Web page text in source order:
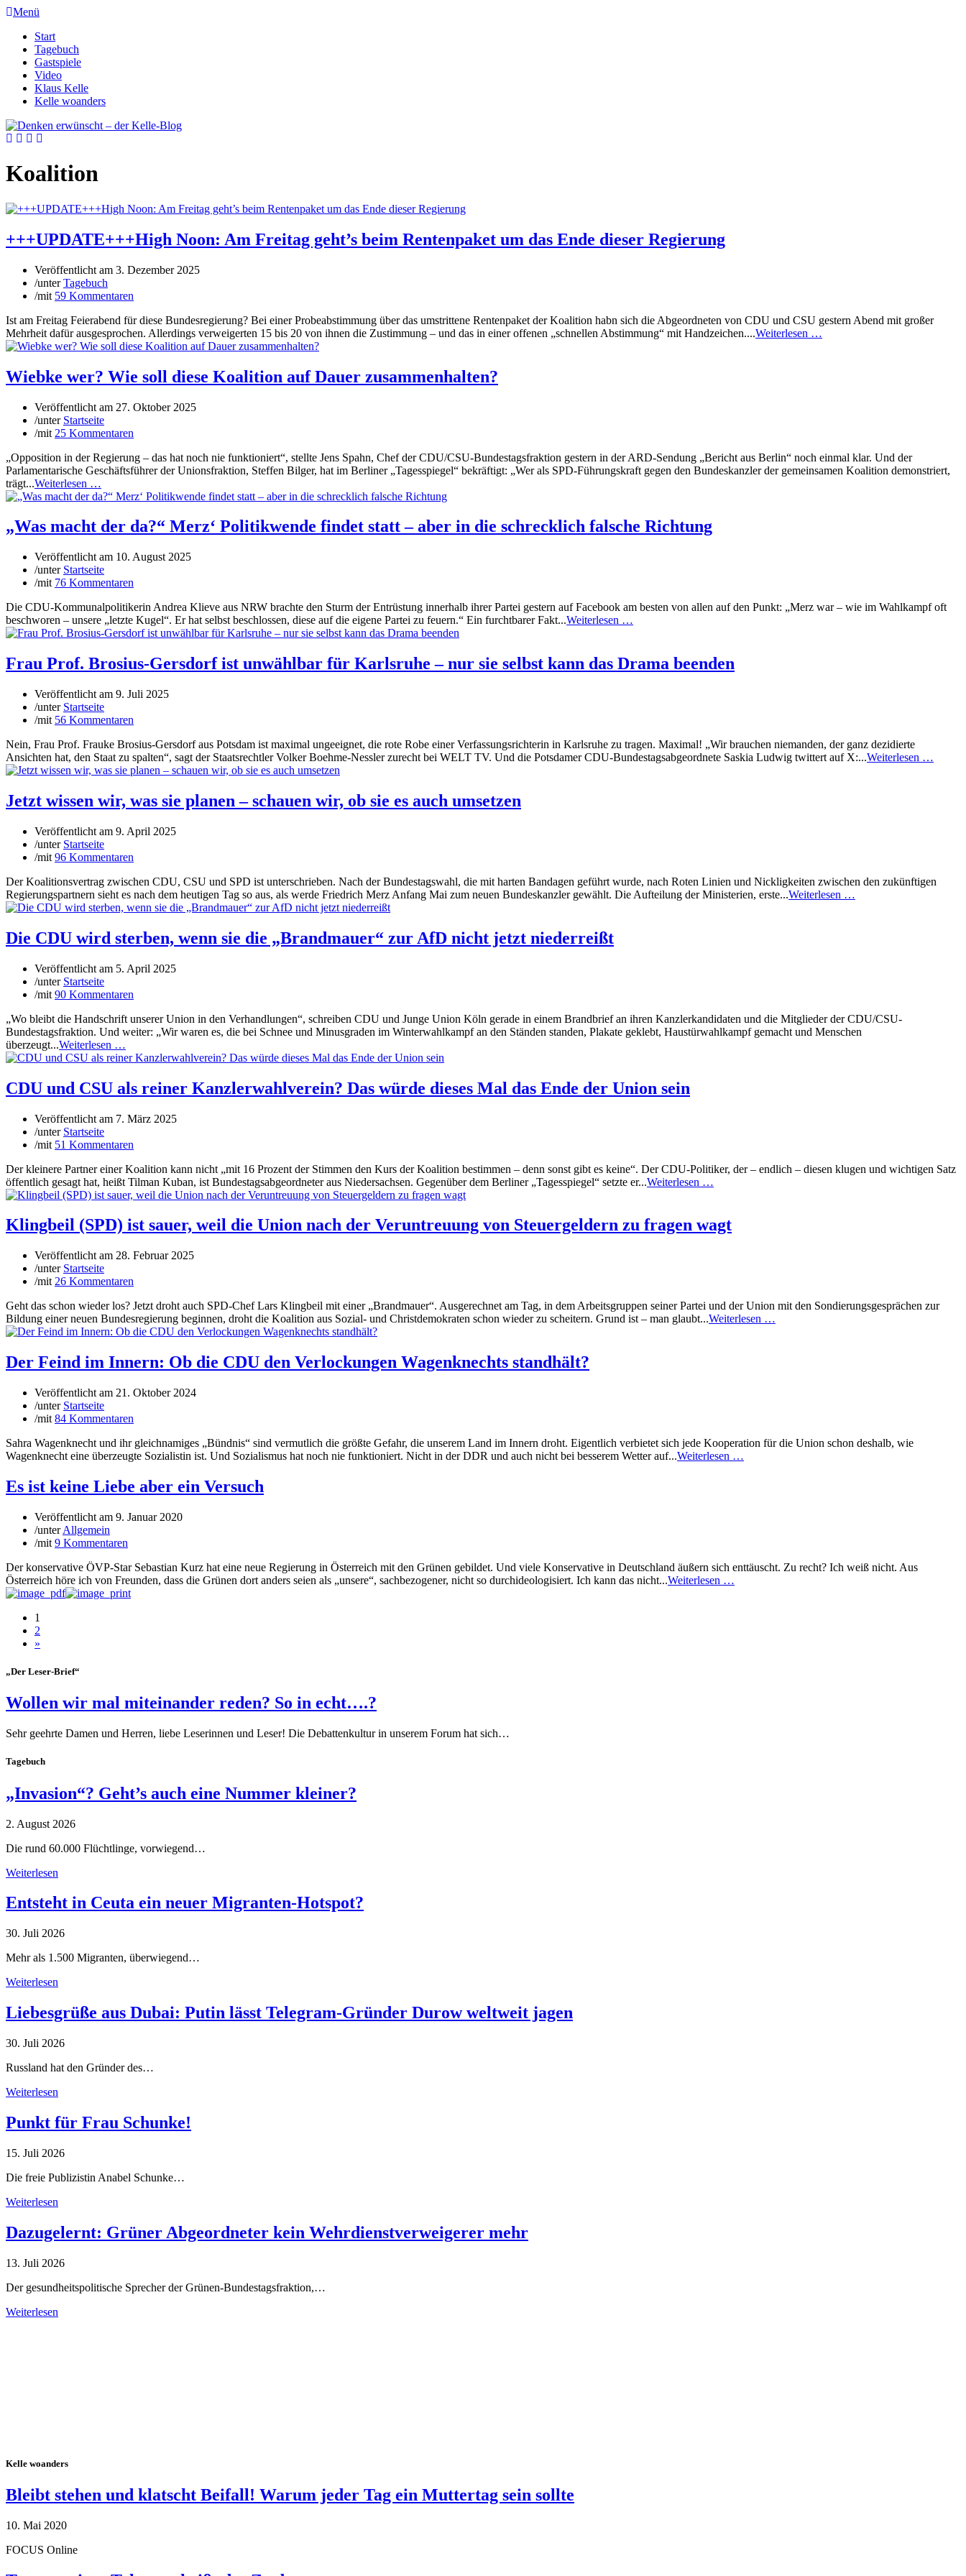
Menü
Start
Tagebuch
Gastspiele
Video
Klaus Kelle
Kelle woanders
Koalition
+++UPDATE+++High Noon: Am Freitag geht’s beim Rentenpaket um das Ende dieser Regierung
Veröffentlicht am 3. Dezember 2025
/unterTagebuch
/mit 59 Kommentaren
Ist am Freitag Feierabend für diese Bundesregierung? Bei einer Probeabstimmung über das umstrittene Rentenpaket der Koalition habn sich die Abgeordneten von CDU und CSU gestern Abend mit großer
Mehrheit dafür ausgesprochen. Allerdings verweigerten 15 bis 20 von ihnen die Zustimmung – und das in einer offenen „schnellen Abstimmung“ mit Handzeichen....Weiterlesen …
Wiebke wer? Wie soll diese Koalition auf Dauer zusammenhalten?
Veröffentlicht am 27. Oktober 2025
/unter Startseite
/mit 25 Kommentaren
„Opposition in der Regierung – das hat noch nie funktioniert“, stellte Jens Spahn, Chef der CDU/CSU-Bundestagsfraktion gestern in der ARD-Sendung „Bericht aus Berlin“ noch einmal klar. Und der
Parlamentarische Geschäftsführer der Unionsfraktion, Steffen Bilger, hat im Berliner „Tagesspiegel“ bekräftigt: „Wer als SPD-Führungskraft gegen den Bundeskanzler der gemeinsamen Koalition demonstriert,
trägt...Weiterlesen …
„Was macht der da?“ Merz‘ Politikwende findet statt – aber in die schrecklich falsche Richtung
Veröffentlicht am 10. August 2025
/unter Startseite
/mit 76 Kommentaren
Die CDU-Kommunalpolitikerin Andrea Klieve aus NRW brachte den Sturm der Entrüstung innerhalb ihrer Partei gestern auf Facebook am besten von allen auf den Punkt: „Merz war – wie im Wahlkampf oft
beschworen – unsere „letzte Kugel“. Er hat selbst beschlossen, diese auf die eigene Partei zu feuern.“ Ein furchtbarer Fakt...Weiterlesen …
Frau Prof. Brosius-Gersdorf ist unwählbar für Karlsruhe – nur sie selbst kann das Drama beenden
Veröffentlicht am 9. Juli 2025
/unter Startseite
/mit 56 Kommentaren
Nein, Frau Prof. Frauke Brosius-Gersdorf aus Potsdam ist maximal ungeeignet, die rote Robe einer Verfassungsrichterin in Karlsruhe zu tragen. Maximal! „Wir brauchen niemanden, der ganz dezidierte
Ansichten hat, den Staat zu spalten“, sagt der Staatsrechtler Volker Boehme-Nessler zurecht bei WELT TV. Und die Potsdamer CDU-Bundestagsabgeordnete Saskia Ludwig twittert auf X:...Weiterlesen …
Jetzt wissen wir, was sie planen – schauen wir, ob sie es auch umsetzen
Veröffentlicht am 9. April 2025
/unter Startseite
/mit 96 Kommentaren
Der Koalitionsvertrag zwischen CDU, CSU und SPD ist unterschrieben. Nach der Bundestagswahl, die mit harten Bandagen geführt wurde, nach Roten Linien und Nickligkeiten zwischen den zukünftigen
Regierungspartnern sieht es nach dem heutigen Tag so aus, als werde Friedrich Merz Anfang Mai zum neuen Bundeskanzler gewählt. Die Aufteilung der Ministerien, erste...Weiterlesen …
Die CDU wird sterben, wenn sie die „Brandmauer“ zur AfD nicht jetzt niederreißt
Veröffentlicht am 5. April 2025
/unter Startseite
/mit 90 Kommentaren
„Wo bleibt die Handschrift unserer Union in den Verhandlungen“, schreiben CDU und Junge Union Köln gerade in einem Brandbrief an ihren Kanzlerkandidaten und die Mitglieder der CDU/CSU-
Bundestagsfraktion. Und weiter: „Wir waren es, die bei Schnee und Minusgraden im Winterwahlkampf an den Ständen standen, Plakate geklebt, Haustürwahlkampf gemacht und Menschen
überzeugt...Weiterlesen …
CDU und CSU als reiner Kanzlerwahlverein? Das würde dieses Mal das Ende der Union sein
Veröffentlicht am 7. März 2025
/unter Startseite
/mit 51 Kommentaren
Der kleinere Partner einer Koalition kann nicht „mit 16 Prozent der Stimmen den Kurs der Koalition bestimmen – denn sonst gibt es keine“. Der CDU-Politiker, der – endlich – diesen klugen und wichtigen Satz
öffentlich gesagt hat, heißt Tilman Kuban, ist Bundestagsabgeordneter aus Niedersachsen. Gegenüber dem Berliner „Tagesspiegel“ setzte er...Weiterlesen …
Klingbeil (SPD) ist sauer, weil die Union nach der Veruntreuung von Steuergeldern zu fragen wagt
Veröffentlicht am 28. Februar 2025
/unter Startseite
/mit 26 Kommentaren
Geht das schon wieder los? Jetzt droht auch SPD-Chef Lars Klingbeil mit einer „Brandmauer“. Ausgerechnet am Tag, in dem Arbeitsgruppen seiner Partei und der Union mit den Sondierungsgesprächen zur
Bildung einer neuen Bundesregierung beginnen, droht die Koalition aus Sozial- und Christdemokraten schon wieder zu scheitern. Grund ist – man glaubt...Weiterlesen …
Der Feind im Innern: Ob die CDU den Verlockungen Wagenknechts standhält?
Veröffentlicht am 21. Oktober 2024
/unter Startseite
/mit 84 Kommentaren
Sahra Wagenknecht und ihr gleichnamiges „Bündnis“ sind vermutlich die größte Gefahr, die unserem Land im Innern droht. Eigentlich verbietet sich jede Kooperation für die Union schon deshalb, wie
Wagenknecht eine überzeugte Sozialistin ist. Und Sozialismus hat noch nie funktioniert. Nicht in der DDR und auch nicht bei besserem Wetter auf...Weiterlesen …
Es ist keine Liebe aber ein Versuch
Veröffentlicht am 9. Januar 2020
/unterAllgemein
/mit 9 Kommentaren
Der konservative ÖVP-Star Sebastian Kurz hat eine neue Regierung in Österreich mit den Grünen gebildet. Und viele Konservative in Deutschland äußern sich enttäuscht. Zu recht? Ich weiß nicht. Aus
Österreich höre ich von Freunden, dass die Grünen dort anders seien als „unsere“, sachbezogener, nicht so durchideologisiert. Ich kann das nicht...Weiterlesen …
1
2
»
„Der Leser-Brief“
Wollen wir mal miteinander reden? So in echt….?
Sehr geehrte Damen und Herren, liebe Leserinnen und Leser! Die Debattenkultur in unserem Forum hat sich…
Tagebuch
„Invasion“? Geht’s auch eine Nummer kleiner?
2. August 2026
Die rund 60.000 Flüchtlinge, vorwiegend…
Weiterlesen
Entsteht in Ceuta ein neuer Migranten-Hotspot?
30. Juli 2026
Mehr als 1.500 Migranten, überwiegend…
Weiterlesen
Liebesgrüße aus Dubai: Putin lässt Telegram-Gründer Durow weltweit jagen
30. Juli 2026
Russland hat den Gründer des…
Weiterlesen
Punkt für Frau Schunke!
15. Juli 2026
Die freie Publizistin Anabel Schunke…
Weiterlesen
Dazugelernt: Grüner Abgeordneter kein Wehrdienstverweigerer mehr
13. Juli 2026
Der gesundheitspolitische Sprecher der Grünen-Bundestagsfraktion,…
Weiterlesen
Kelle woanders
Bleibt stehen und klatscht Beifall! Warum jeder Tag ein Muttertag sein sollte
10. Mai 2020
FOCUS Online